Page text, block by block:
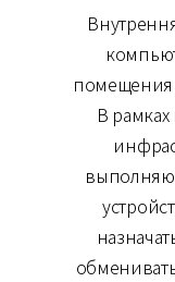
помещения
В